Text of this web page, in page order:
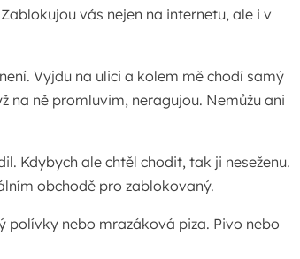
vás nejen na internetu, ale i v
Vyjdu na ulici a kolem mě chodí samý
na ně promluvim, neragujou. Nemůžu ani
Kdybych ale chtěl chodit, tak ji neseženu.
obchodě pro zablokovaný.
polívky nebo mrazáková piza. Pivo nebo